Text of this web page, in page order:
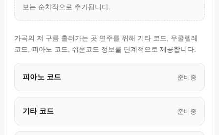
보는 순차적으로 추가됩니다.
가곡의 저 구름 흘러가는 곳 연주를 위해 기타 코드, 우쿨렐레
코드, 피아노 코드, 쉬운코드 정보를 단계적으로 제공합니다.
피아노 코드 준비중
기타 코드 준비중